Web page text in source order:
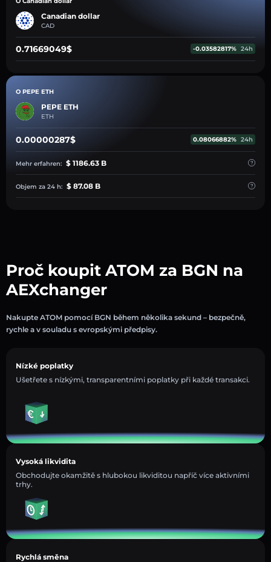
Canadian dollar
CAD
0.71669049$ -0.03582817% 24h
O PEPE ETH
PEPE ETH
ETH
0.00000287$ 0.08066882% 24h
Mehr erfahren: $ 1186.63 B
Objem za 24 h: $ 87.08 B
Proč koupit ATOM za BGN na
AEXchanger
Nakupte ATOM pomocí BGN během několika sekund – bezpečně,
rychle a v souladu s evropskými předpisy.
Nízké poplatky
Ušetřete s nízkými, transparentními poplatky při každé transakci.
Vysoká likvidita
Obchodujte okamžitě s hlubokou likviditou napříč více aktivními
trhy.
Rychlá směna